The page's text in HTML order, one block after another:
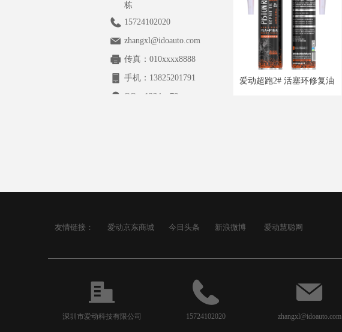
爱动超跑2# 活塞环修复油
栋
15724102020
zhangxl@idoauto.com
传真： 010xxxx8888
手机： 13825201791
QQ： 1234xx78
深圳市爱动科技有限公司 15724102020 zhangxl@idoauto.com
友情链接： 爱动京东商城 今日头条 新浪微博 爱动慧聪网